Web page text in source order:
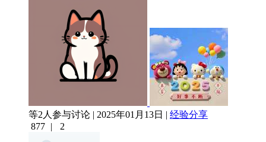
等2人参与讨论 | 2025年01月13日 | 经验分享
877 | 2